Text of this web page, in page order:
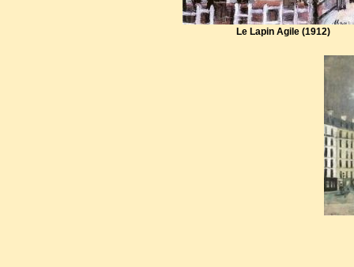
Le Lapin Agile (1912)